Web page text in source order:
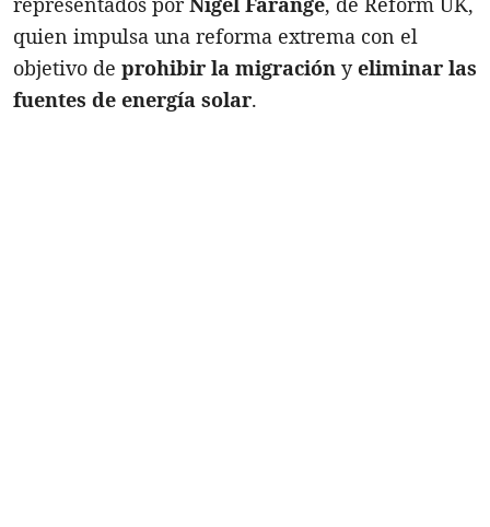
quien impulsa una reforma extrema con el
objetivo de prohibir la migración yeliminar las
fuentes de energía solar.